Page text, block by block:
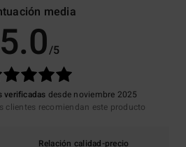
media
5.0/5
verificadas desde noviembre 2025
clientes recomiendan este producto
Relación calidad-precio